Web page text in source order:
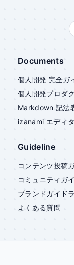
Documents
個人開発 完全ガ
個人開発プロダ
Markdown 記法
izanami エディ
Guideline
コンテンツ投稿
コミュニティガ
ブランドガイド
よくある質問